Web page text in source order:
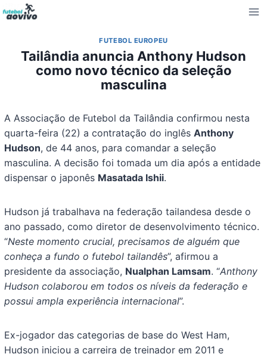
Pular
para
Conteúdo
FUTEBOL EUROPEU
Tailândia anuncia Anthony Hudson
como novo técnico da seleção
masculina
A Associação de Futebol da Tailândia confirmou nesta
quarta-feira (22) a contratação do inglêsAnthony
Hudson, de 44 anos, para comandar a seleção
masculina. A decisão foi tomada um dia após a entidade
dispensar o japonês Masatada Ishii.
Hudson já trabalhava na federação tailandesa desde o
ano passado, como diretor de desenvolvimento técnico.
“Neste momento crucial, precisamos de alguém que
conheça a fundo o futebol tailandês”, afirmou a
presidente da associação, Nualphan Lamsam. “Anthony
Hudson colaborou em todos os níveis da federação e
possui ampla experiência internacional”.
Ex-jogador das categorias de base do West Ham,
Hudson iniciou a carreira de treinador em 2011 e